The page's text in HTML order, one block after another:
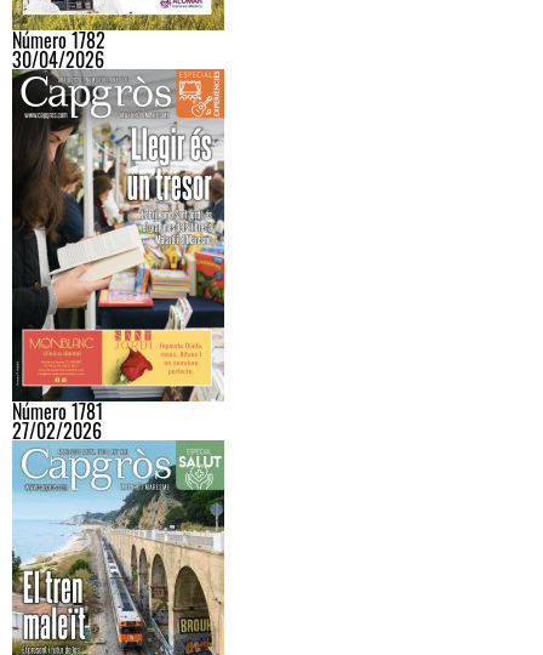
Número 1782
30/04/2026
Número 1781
27/02/2026